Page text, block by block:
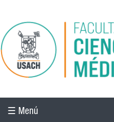
Pasar al contenido principal
☰ Menú